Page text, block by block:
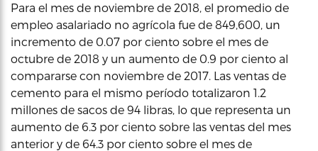
Para el mes de noviembre de 2018, el promedio de
empleo asalariado no agrícola fue de 849,600, un
incremento de 0.07 por ciento sobre el mes de
octubre de 2018 y un aumento de 0.9 por ciento al
compararse con noviembre de 2017. Las ventas de
cemento para el mismo período totalizaron 1.2
millones de sacos de 94 libras, lo que representa un
aumento de 6.3 por ciento sobre las ventas del mes
anterior y de 64.3 por ciento sobre el mes de